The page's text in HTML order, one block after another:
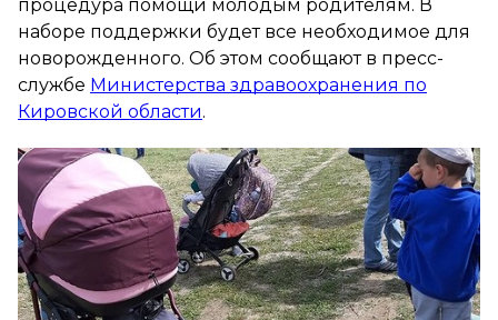
процедура помощи молодым родителям. В
наборе поддержки будет все необходимое для
новорожденного. Об этом сообщают в пресс-
службе Министерства здравоохранения по
Кировской области.